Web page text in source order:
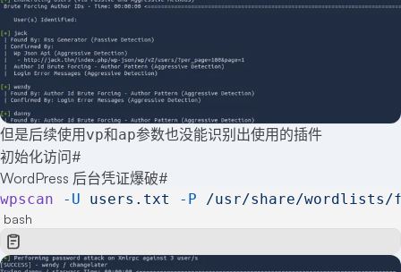
但是后续使用vp和ap参数也没能识别出使用的插件
初始化访问#
WordPress 后台凭证爆破#
wpscan -U users.txt -P /usr/share/
bash